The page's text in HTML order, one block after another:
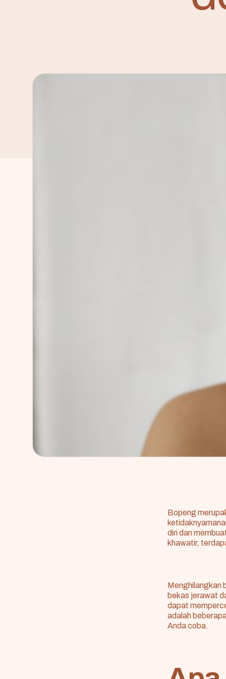
Bopeng
diri dan
khawatir,
Menghilangkan
bekas jerawat
dapat
adalah
Anda coba.